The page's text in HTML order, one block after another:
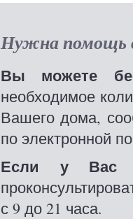
Нужна помощь
Вы можете
необходимое
Вашего дома,
по электронной
Если у Вас
с 9 до 21 часа.